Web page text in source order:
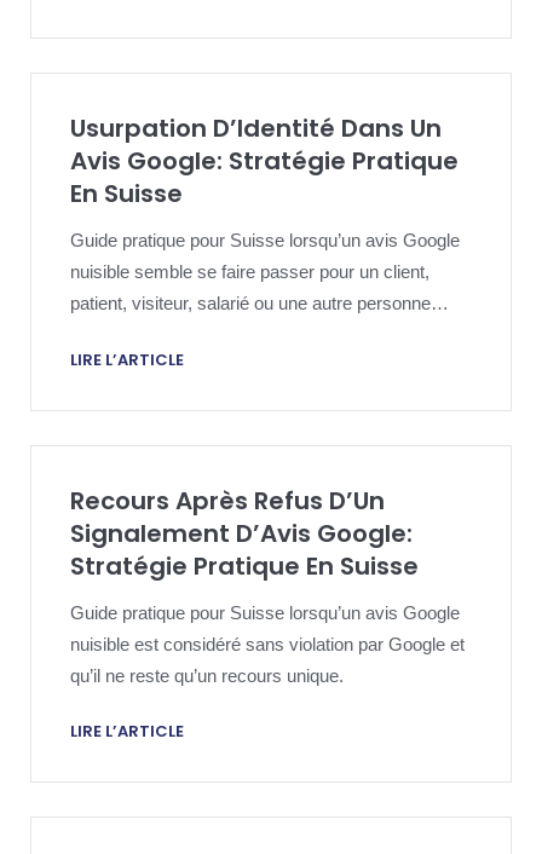
Usurpation D’Identité Dans Un
Avis Google: Stratégie Pratique
En Suisse
Guide pratique pour Suisse lorsqu’un avis Google
nuisible semble se faire passer pour un client,
patient, visiteur, salarié ou une autre personne
LIRE L’ARTICLE
Recours Après Refus D’Un
Signalement D’Avis Google:
Stratégie Pratique En Suisse
Guide pratique pour Suisse lorsqu’un avis Google
nuisible est considéré sans violation par Google et
qu’il ne reste qu’un recours unique.
LIRE L’ARTICLE